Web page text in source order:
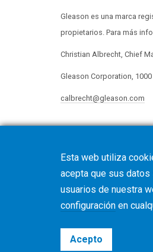
Gleason es una marca
propietarios. Para más
Christian Albrecht, Chief
Gleason Corporation, 1000
calbrecht@gleason.com
Esta web utiliza
acepta que sus
usuarios de nuestra
configuración en
Acepto